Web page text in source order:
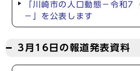
「川崎市の人口動態－令和
－」を公表します
3月16日の報道発表資料